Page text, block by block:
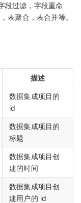
段过滤，字段重命
表聚合，表合并等。
描述
数据集成项目的
id
数据集成项目的
标题
数据集成项目创
建的时间
数据集成项目创
建用户的 id